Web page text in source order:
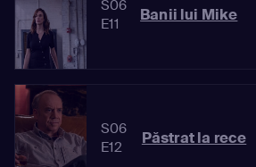
S06
E11
Banii lui Mike
S06
E12
Păstrat la rece